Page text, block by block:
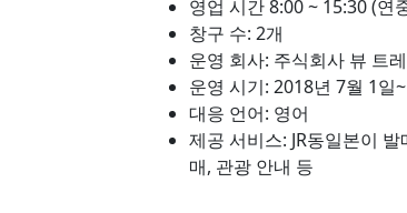
영업 시간 8:00 ~ 15:30 (연
창구 수: 2개
운영 회사: 주식회사 뷰 트
운영 시기: 2018년 7월 1일~
대응 언어: 영어
제공 서비스: JR동일본이
매, 관광 안내 등